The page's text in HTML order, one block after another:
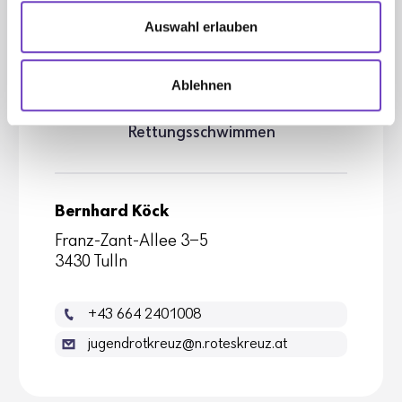
Auswahl erlauben
Ablehnen
Bern­hard Köck
Landes­re­fe­rent für Schwimmen- und
Rettungs­schwimmen
Bernhard Köck
Franz-Zant-Allee 3-5
3430 Tulln
+43 664 2401008
jugendrotkreuz@n.roteskreuz.at